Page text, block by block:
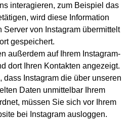
interagieren, zum Beispiel das
wird diese Information
von Instagram übermittelt
gespeichert.
außerdem auf Ihrem Instagram-
dort Ihren Kontakten angezeigt.
dass Instagram die über unseren
Daten unmittelbar Ihrem
müssen Sie sich vor Ihrem
bei Instagram ausloggen.